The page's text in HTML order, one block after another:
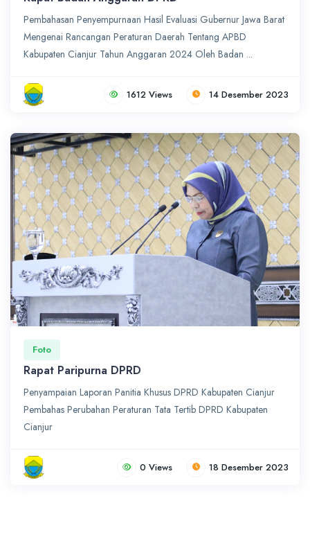
Pembahasan Penyempurnaan Hasil Evaluasi Gubernur Jawa Barat
Mengenai Rancangan Peraturan Daerah Tentang APBD
Kabupaten Cianjur Tahun Anggaran 2024 Oleh Badan ...
1612 Views 14 Desember 2023
Foto
Rapat Paripurna DPRD
Penyampaian Laporan Panitia Khusus DPRD Kabupaten Cianjur
Pembahas Perubahan Peraturan Tata Tertib DPRD Kabupaten
Cianjur
0 Views 18 Desember 2023